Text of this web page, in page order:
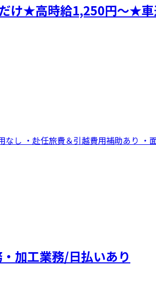
け★高時給1,250円～★
し ・赴任旅費＆引越費用補助あり
加工業務/日払いあり